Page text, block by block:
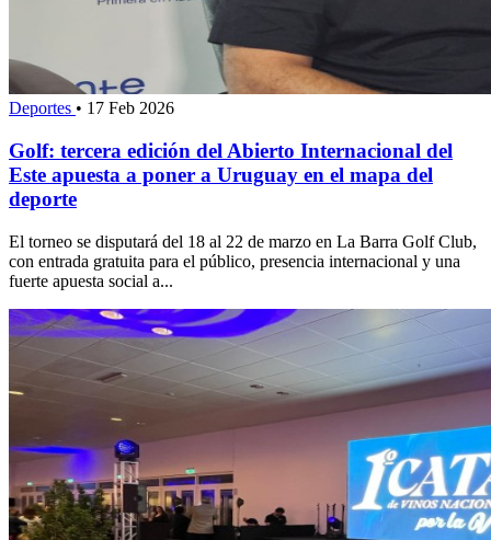
Deportes • 17 Feb 2026
Golf: tercera edición del Abierto Internacional del
Este apuesta a poner a Uruguay en el mapa del
deporte
El torneo se disputará del 18 al 22 de marzo en La Barra Golf Club,
con entrada gratuita para el público, presencia internacional y una
fuerte apuesta social a...